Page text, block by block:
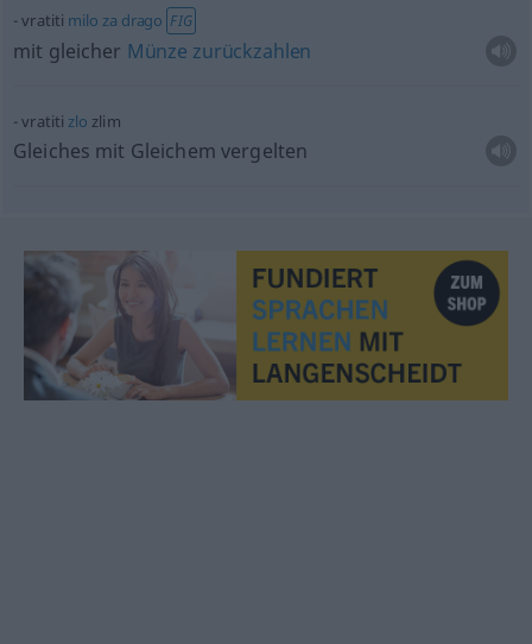
vratiti milo za drago FIG
mit gleicher Münze zurückzahlen
vratitizlo zlim
Gleiches mit Gleichem vergelten